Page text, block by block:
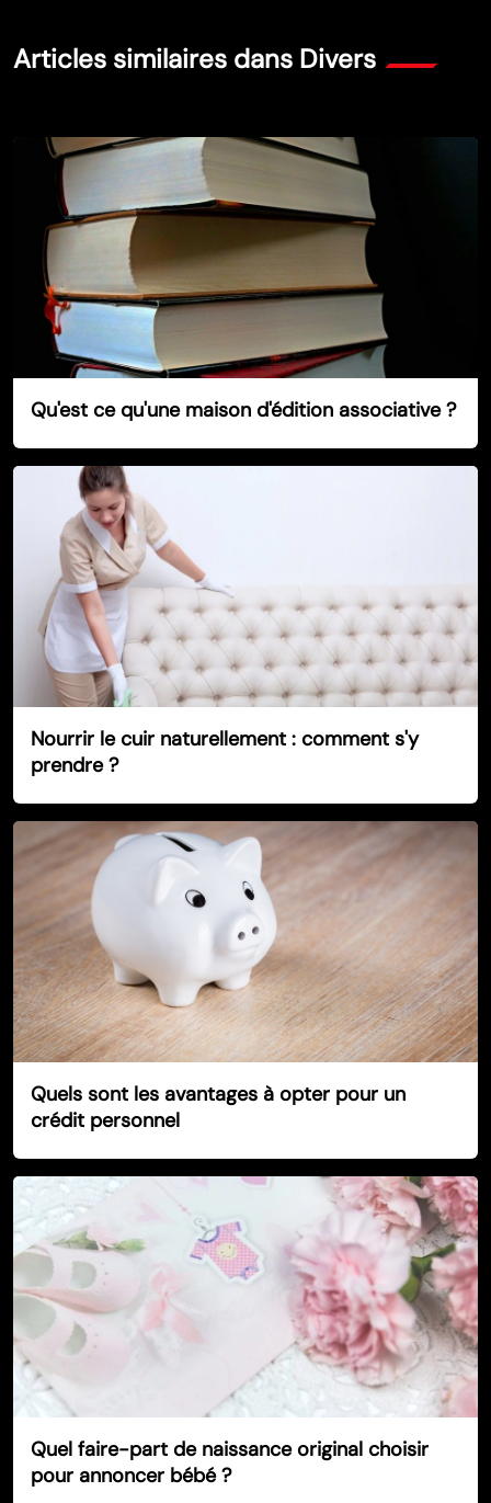
Articles similaires dans Divers
Qu'est ce qu'une maison d'édition associative ?
Nourrir le cuir naturellement : comment s'y
prendre ?
Quels sont les avantages à opter pour un
crédit personnel
Quel faire-part de naissance original choisir
pour annoncer bébé ?